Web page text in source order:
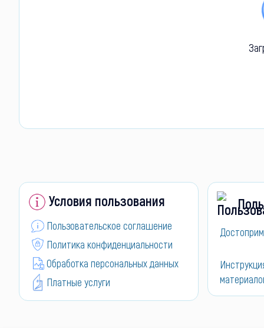
Условия пользования
Пользовательское соглашение
Политика конфиденциальности
Обработка персональных данных
Платные услуги